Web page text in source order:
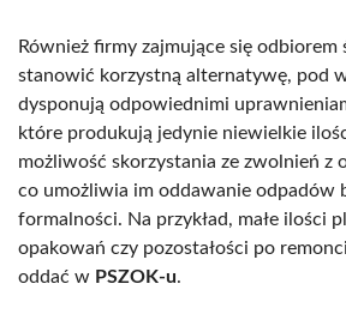
Również firmy zajmujące się odbiorem
stanowić korzystną alternatywę, pod
dysponują odpowiednimi
które produkują jedynie niewielkie
możliwość skorzystania ze zwolnień z
co umożliwia im oddawanie odpadów
formalności. Na przykład, małe ilości
opakowań czy pozostałości po
oddać w PSZOK-u.